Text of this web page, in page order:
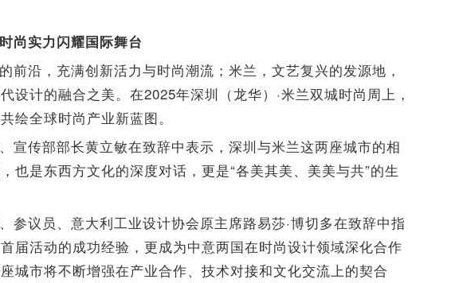
尚实力闪耀国际舞台
前沿，充满创新活力与时尚潮流；米兰，文艺复兴的发源地，
设计的融合之美。在2025年深圳（龙华）·米兰双城时尚周上，
绘全球时尚产业新蓝图。
宣传部部长黄立敏在致辞中表示，深圳与米兰这两座城市的相
也是东西方文化的深度对话，更是“各美其美、美美与共”的生
参议员、意大利工业设计协会原主席路易莎·博切多在致辞中指
届活动的成功经验，更成为中意两国在时尚设计领域深化合作
城市将不断增强在产业合作、技术对接和文化交流上的契合